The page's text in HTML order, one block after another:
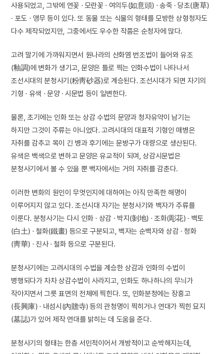
사용되었고, 그밖에 연꽃 · 모란꽃 · 여의두(如意頭) · 송죽 · 당초(唐草)
· 포도 · 앵무 등이 있다. 또 동물 또는 식물의 형태를 모방한 상형청자도
다수 제작되었지만, 그중에서도 우수한 작품은 순청자에 많다.
고려 말기에 가까워지면서 원나라의 산화염 번조법이 들어와 유조
(釉調)에 변화가 생기고, 문양은 틀로 찍는 인화수법이 나타나서
조선시대의 분청사기(粉靑砂器)로 계승된다. 조선시대가 되면 자기의
기형 · 유색 · 문양 · 시문법 등이 일변한다.
물론, 초기에는 인화 또는 상감 수법의 문양과 청자유약이 남기는
하지만 그것이 주류는 아니었다. 고려시대의 대표적 기형인 매병은
자취를 감추고 목이 긴 병과 후기에는 문방구가 대량으로 생산된다.
유색은 백색으로 변하고 문양은 유교적이 되며, 상감시문법은
분청사기에서 볼 수 있을 뿐 백자에서는 거의 자취를 감춘다.
이러한 변화의 원인이 무엇인지에 대하여는 아직 만족한 해명이
이루어지지 않고 있다. 조선시대 자기는 분청사기와 백자가 주류를
이룬다. 분청사기는 다시 인화 · 상감 · 박지(剝地) · 조화(彫花) · 백토
(白土) · 철화(鐵畫) 등으로 구분되고, 백자는 순백자와 상감 · 청화
(靑華) · 진사 · 철화 등으로 구분된다.
분청사기에는 고려시대의 수법을 계승한 상감과 인화의 수법이
병행되다가 차차 상감수법이 사라지고, 인화도 하나하나의 무늬가
작아지면서 그릇 표면의 전체에 찍힌다. 또, 인화분청에는 장흥고
(長興庫) · 내섬시(內贍寺) 등의 관청명이 찍히거나 연대가 찍힌 묘지
(墓誌)가 있어 제작 연대를 밝히는 데 도움을 준다.
분청사기의 형태는 한층 서민적이어서 개방적이고 순박해지는데,